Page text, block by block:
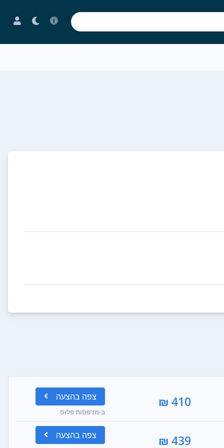
410 ₪ צפה בהצעה
ב-מדפסות פלוס
439 ₪ צפה בהצעה